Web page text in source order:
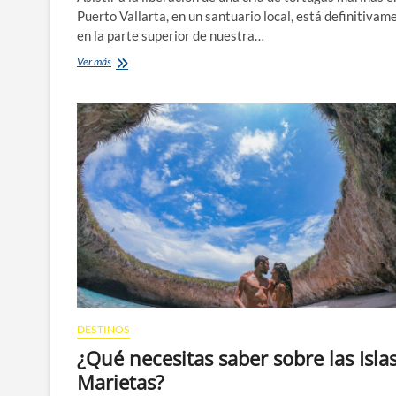
Puerto Vallarta, en un santuario local, está
en la parte superior de nuestra…
Ver másPuerto
gran
destino
para
liberar
Tortugas
Marinas
DESTINOS
¿Qué necesitas saber sobre las
Marietas?